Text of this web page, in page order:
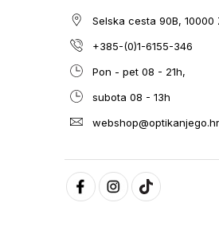
Selska cesta 90B, 10000
+385-(0)1-6155-346
Pon - pet 08 - 21h,
subota 08 - 13h
webshop@optikanjego.hr